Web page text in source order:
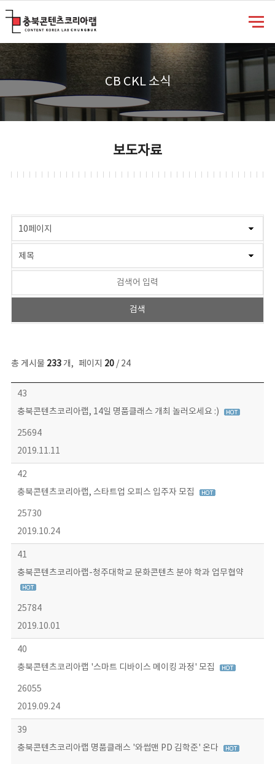
CB CKL 소식
보도자료
총 게시물 233개, 페이지 20/ 24
보도자료 목록 - 번호, 제목, 작성자, 파일, 조회수, 작성일 정보 제공
43
충북콘텐츠코리아랩, 14일 명품클래스 개최 놀러오세요 :)
25694
2019.11.11
42
충북콘텐츠코리아랩, 스타트업 오피스 입주자 모집
25730
2019.10.24
41
충북콘텐츠코리아랩-청주대학교 문화콘텐츠 분야 학과 업무협약
25784
2019.10.01
40
충북콘텐츠코리아랩 '스마트 디바이스 메이킹 과정' 모집
26055
2019.09.24
39
충북콘텐츠코리아랩 명품클래스 '와썹맨 PD 김학준' 온다